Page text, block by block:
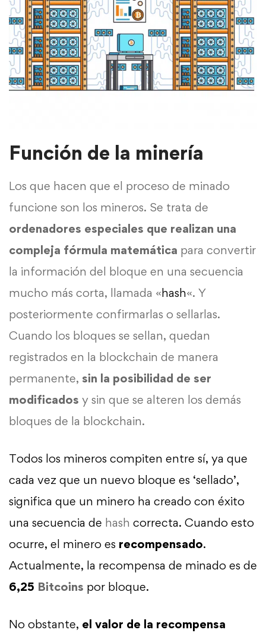
Función de la minería
Los que hacen que el proceso de minado
funcione son los mineros. Se trata de
ordenadores especiales que realizan una
compleja fórmula matemática para convertir
la información del bloque en una secuencia
mucho más corta, llamada «hash«. Y
posteriormente confirmarlas o sellarlas.
Cuando los bloques se sellan, quedan
registrados en la blockchain de manera
permanente, sin la posibilidad de ser
modificados y sin que se alteren los demás
bloques de la blockchain.
Todos los mineros compiten entre sí, ya que
cada vez que un nuevo bloque es ‘sellado’,
significa que un minero ha creado con éxito
una secuencia de hash correcta. Cuando esto
ocurre, el minero es recompensado.
Actualmente, la recompensa de minado es de
6,25 Bitcoins por bloque.
No obstante, el valor de la recompensa